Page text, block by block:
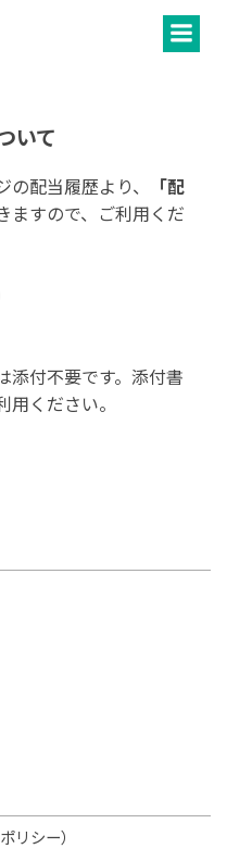
いて
配当履歴より、
「配
ますので、ご利用くだ
付不要です。添付書
ください。
リシー）